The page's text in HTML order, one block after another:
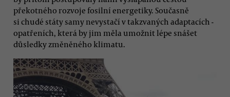
překotného rozvoje fosilní energetiky. Současně
si chudé státy samy nevystačí v takzvaných adaptacích -
opatřeních, která by jim měla umožnit lépe snášet
důsledky změněného klimatu.